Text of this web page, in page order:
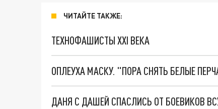
ЧИТАЙТЕ ТАКЖЕ:
ТЕХНОФАШИСТЫ XXI ВЕКА
ОПЛЕУХА МАСКУ. "ПОРА СНЯТЬ БЕЛЫЕ
ДАНЯ С ДАШЕЙ СПАСЛИСЬ ОТ БОЕВИКОВ